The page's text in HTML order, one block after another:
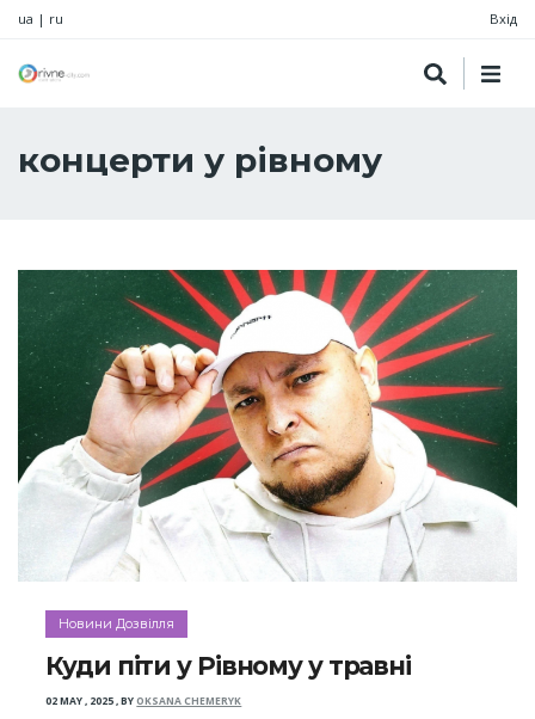
ua | ru Вхід
концерти у рівному
Новини Дозвілля
Куди піти у Рівному у травні
02 MAY , 2025,BYOKSANA CHEMERYK